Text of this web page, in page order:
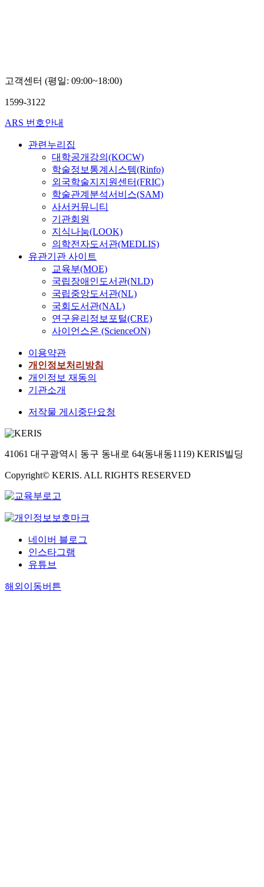
고객센터 (평일: 09:00~18:00)
1599-3122
ARS 번호안내
관련누리집
대학공개강의(KOCW)
학술정보통계시스템(Rinfo)
외국학술지지원센터(FRIC)
학술관계분석서비스(SAM)
사서커뮤니티
기관회원
지식나눔(LOOK)
의학전자도서관(MEDLIS)
유관기관 사이트
교육부(MOE)
국립장애인도서관(NLD)
국립중앙도서관(NL)
국회도서관(NAL)
연구윤리정보포털(CRE)
사이언스온 (ScienceON)
이용약관
개인정보처리방침
개인정보 재동의
기관소개
저작물 게시중단요청
41061 대구광역시 동구 동내로 64(동내동1119) KERIS빌딩
Copyright© KERIS. ALL RIGHTS RESERVED
네이버 블로그
인스타그램
유튜브
해외이동버튼